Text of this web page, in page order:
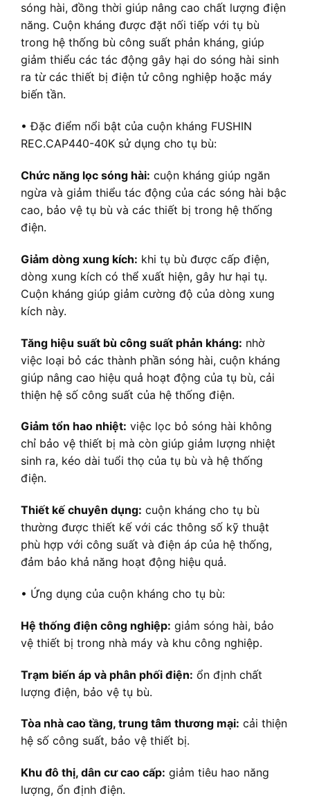
sóng hài, đồng thời giúp nâng cao chất lượng điện
năng. Cuộn kháng được đặt nối tiếp với tụ bù
trong hệ thống bù công suất phản kháng, giúp
giảm thiểu các tác động gây hại do sóng hài sinh
ra từ các thiết bị điện tử công nghiệp hoặc máy
biến tần.
• Đặc điểm nổi bật của cuộn kháng FUSHIN
REC.CAP440-40K sử dụng cho tụ bù:
Chức năng lọc sóng hài: cuộn kháng giúp ngăn
ngừa và giảm thiểu tác động của các sóng hài bậc
cao, bảo vệ tụ bù và các thiết bị trong hệ thống
điện.
Giảm dòng xung kích: khi tụ bù được cấp điện,
dòng xung kích có thể xuất hiện, gây hư hại tụ.
Cuộn kháng giúp giảm cường độ của dòng xung
kích này.
Tăng hiệu suất bù công suất phản kháng: nhờ
việc loại bỏ các thành phần sóng hài, cuộn kháng
giúp nâng cao hiệu quả hoạt động của tụ bù, cải
thiện hệ số công suất của hệ thống điện.
Giảm tổn hao nhiệt: việc lọc bỏ sóng hài không
chỉ bảo vệ thiết bị mà còn giúp giảm lượng nhiệt
sinh ra, kéo dài tuổi thọ của tụ bù và hệ thống
điện.
Thiết kế chuyên dụng: cuộn kháng cho tụ bù
thường được thiết kế với các thông số kỹ thuật
phù hợp với công suất và điện áp của hệ thống,
đảm bảo khả năng hoạt động hiệu quả.
• Ứng dụng của cuộn kháng cho tụ bù:
Hệ thống điện công nghiệp: giảm sóng hài, bảo
vệ thiết bị trong nhà máy và khu công nghiệp.
Trạm biến áp và phân phối điện: ổn định chất
lượng điện, bảo vệ tụ bù.
Tòa nhà cao tầng, trung tâm thương mại: cải thiện
hệ số công suất, bảo vệ thiết bị.
Khu đô thị, dân cư cao cấp: giảm tiêu hao năng
lượng, ổn định điện.